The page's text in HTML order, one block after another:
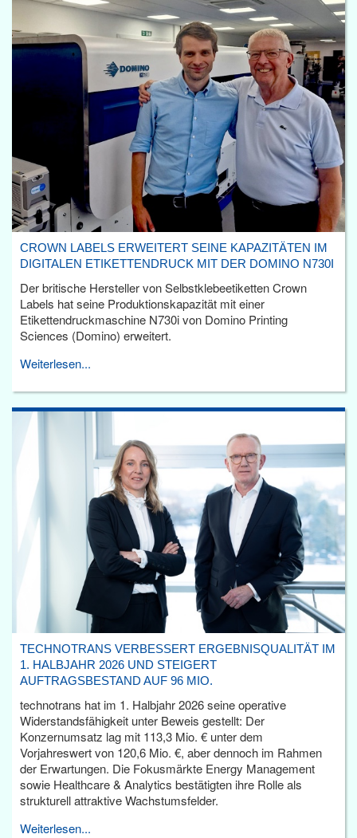
CROWN LABELS ERWEITERT SEINE KAPAZITÄTEN IM
DIGITALEN ETIKETTENDRUCK MIT DER DOMINO N730I
Der britische Hersteller von Selbstklebeetiketten Crown
Labels hat seine Produktionskapazität mit einer
Etikettendruckmaschine N730i von Domino Printing
Sciences (Domino) erweitert.
Weiterlesen...
TECHNOTRANS VERBESSERT ERGEBNISQUALITÄT IM
1. HALBJAHR 2026 UND STEIGERT
AUFTRAGSBESTAND AUF 96 MIO.
technotrans hat im 1. Halbjahr 2026 seine operative
Widerstandsfähigkeit unter Beweis gestellt: Der
Konzernumsatz lag mit 113,3 Mio. € unter dem
Vorjahreswert von 120,6 Mio. €, aber dennoch im Rahmen
der Erwartungen. Die Fokusmärkte Energy Management
sowie Healthcare & Analytics bestätigten ihre Rolle als
strukturell attraktive Wachstumsfelder.
Weiterlesen...